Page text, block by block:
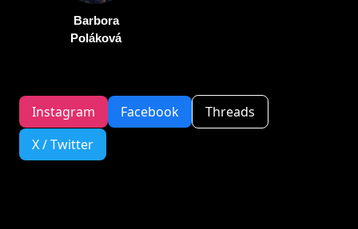
Barbora
Poláková
Instagram Facebook
Threads
X / Twitter